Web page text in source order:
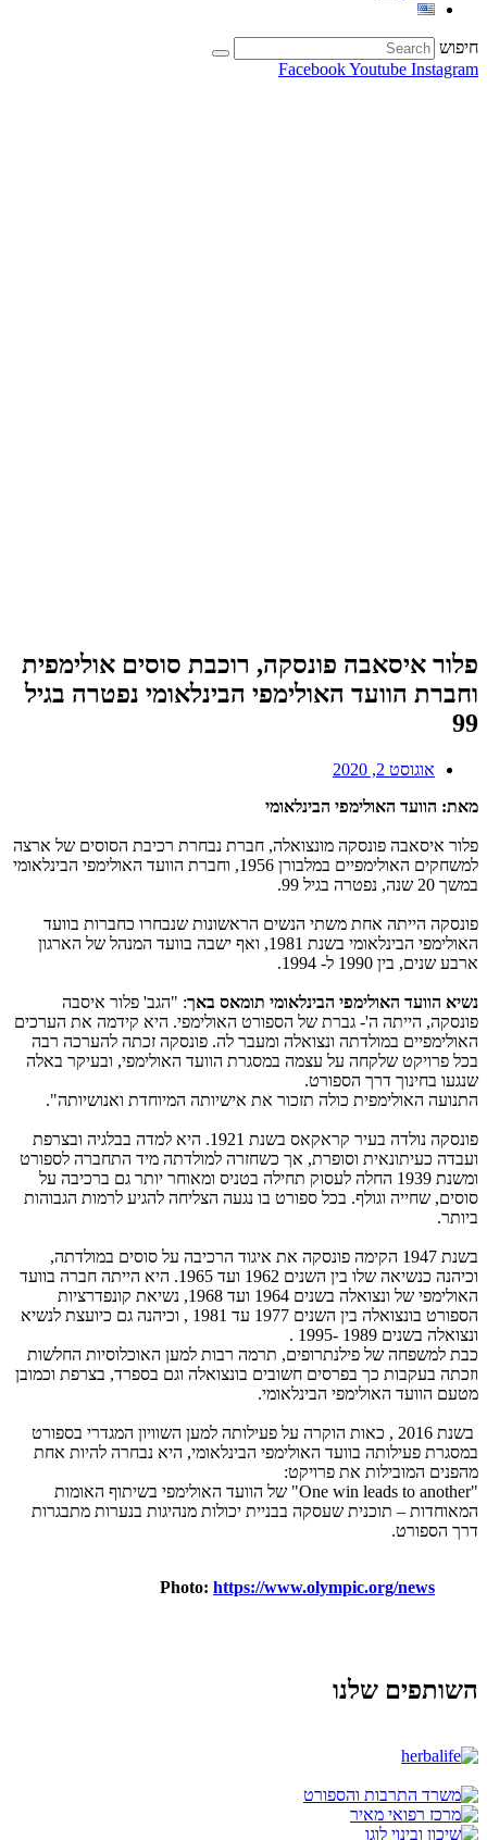
חיפוש
FacebookYoutube Instagram
פלור איסאבה פונסקה, רוכבת סוסים אולימפית
וחברת הוועד האולימפי הבינלאומי נפטרה בגיל
99
אוגוסט 2, 2020
מאת: הוועד האולימפי הבינלאומי
פלור איסאבה פונסקה מונצואלה, חברת נבחרת רכיבת הסוסים של ארצה
למשחקים האולימפיים במלבורן 1956, וחברת הוועד האולימפי הבינלאומי
במשך 20 שנה, נפטרה בגיל 99.
פונסקה הייתה אחת משתי הנשים הראשונות שנבחרו כחברות בוועד
האולימפי הבינלאומי בשנת 1981, ואף ישבה בוועד המנהל של הארגון
ארבע שנים, בין 1990 ל- 1994.
נשיא הוועד האולימפי הבינלאומי תומאס באך: "הגב' פלור איסבה
פונסקה, הייתה ה'- גברת של הספורט האולימפי. היא קידמה את הערכים
האולימפיים במולדתה ונצואלה ומעבר לה. פונסקה זכתה להערכה רבה
בכל פרויקט שלקחה על עצמה במסגרת הוועד האולימפי, ובעיקר באלה
שנגעו בחינוך דרך הספורט.
התנועה האולימפית כולה תזכור את אישיותה המיוחדת ואנושיותה".
פונסקה נולדה בעיר קראקאס בשנת 1921. היא למדה בבלגיה ובצרפת
ועבדה כעיתונאית וסופרת, אך כשחזרה למולדתה מיד התחברה לספורט
ומשנת 1939 החלה לעסוק תחילה בטניס ומאוחר יותר גם ברכיבה על
סוסים, שחייה וגולף. בכל ספורט בו נגעה הצליחה להגיע לרמות הגבוהות
ביותר.
בשנת 1947 הקימה פונסקה את איגוד הרכיבה על סוסים במולדתה,
וכיהנה כנשיאה שלו בין השנים 1962 ועד 1965. היא הייתה חברה בוועד
האולימפי של ונצואלה בשנים 1964 ועד 1968, נשיאת קונפדרציות
הספורט בונצואלה בין השנים 1977 עד 1981 , וכיהנה גם כיועצת לנשיא
ונצואלה בשנים 1989 -1995 .
כבת למשפחה של פילנתרופים, תרמה רבות למען האוכלוסיות החלשות
וזכתה בעקבות כך בפרסים חשובים בונצואלה וגם בספרד, בצרפת וכמובן
מטעם הוועד האולימפי הבינלאומי.
בשנת 2016 , כאות הוקרה על פעילותה למען השוויון המגדרי בספורט
במסגרת פעילותה בוועד האולימפי הבינלאומי, היא נבחרה להיות אחת
מהפנים המובילות את פרויקט:
"One win leads to another" של הוועד האולימפי בשיתוף האומות
המאוחדות – תוכנית שעסקה בבניית יכולות מנהיגות בנערות מתבגרות
דרך הספורט.
Photo: https://www.olympic.org/news
השותפים שלנו